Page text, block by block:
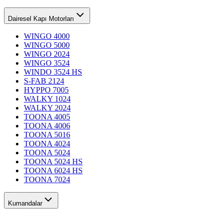
Dairesel Kapı Motorları
WINGO 4000
WINGO 5000
WINGO 2024
WINGO 3524
WINDO 3524 HS
S-FAB 2124
HYPPO 7005
WALKY 1024
WALKY 2024
TOONA 4005
TOONA 4006
TOONA 5016
TOONA 4024
TOONA 5024
TOONA 5024 HS
TOONA 6024 HS
TOONA 7024
Kumandalar